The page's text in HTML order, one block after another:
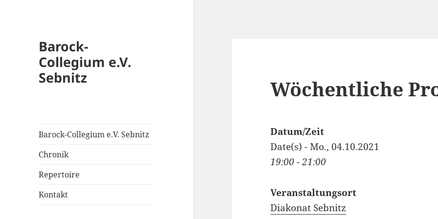
Barock-
Collegium e.V.
Sebnitz
Barock-Collegium e.V. Sebnitz
Chronik
Repertoire
Kontakt
Wöchentliche
Datum/Zeit
Date(s) - Mo., 04.10.2021
19:00 - 21:00
Veranstaltungsort
Diakonat Sebnitz